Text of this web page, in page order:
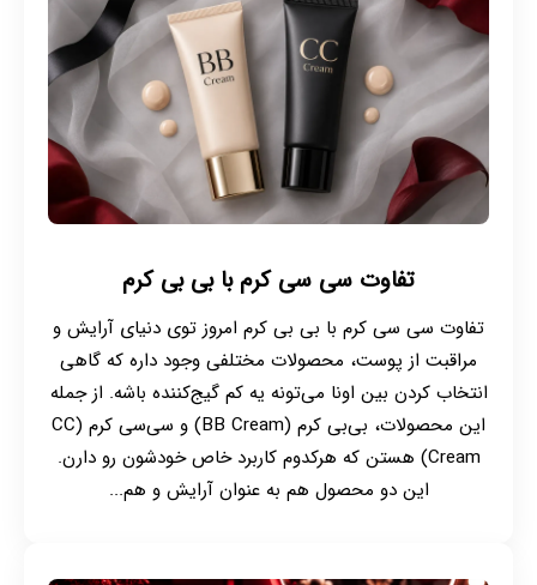
تفاوت سی سی کرم با بی بی کرم
تفاوت سی سی کرم با بی بی کرم امروز توی دنیای آرایش و
مراقبت از پوست، محصولات مختلفی وجود داره که گاهی
انتخاب کردن بین اونا می‌تونه یه کم گیج‌کننده باشه. از جمله
این محصولات، بی‌بی کرم (BB Cream) و سی‌سی کرم (CC
Cream) هستن که هرکدوم کاربرد خاص خودشون رو دارن.
این دو محصول هم به عنوان آرایش و هم...